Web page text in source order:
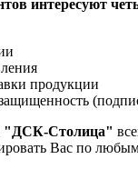
интересуют
продукции
"ДСК-Столица"
Вас по